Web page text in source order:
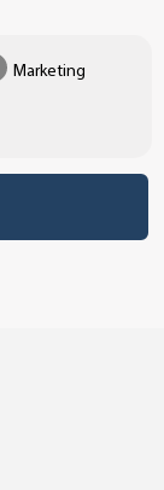
Marketing